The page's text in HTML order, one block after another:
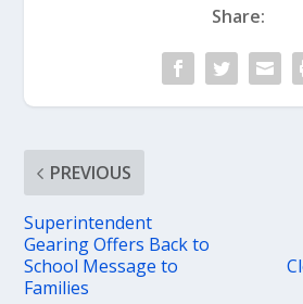
Share:
PREVIOUS
Superintendent
Gearing Offers Back to
School Message to
Families